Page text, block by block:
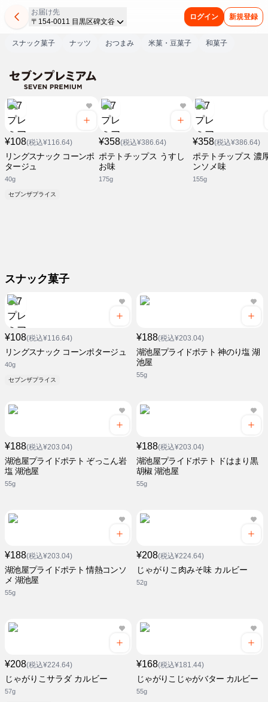
お届け先
〒154-0011 目黒区碑文谷
ログイン 新規登録
スナック菓子 ナッツ おつまみ 米菓・豆菓子 和菓子
¥108(税込¥116.64)
リングスナック コーンポ
タージュ
40g
セブンザプライス
¥358(税込¥386.64)
ポテトチップス うすし
お味
175g
¥358(税込¥386.64)
ポテトチップス 濃
ンソメ味
155g
スナック菓子
¥108(税込¥116.64)
リングスナック コーンポタージュ
40g
セブンザプライス
¥188(税込¥203.04)
湖池屋プライドポテト 神のり塩 湖
池屋
55g
¥188(税込¥203.04)
湖池屋プライドポテト ぞっこん岩
塩 湖池屋
55g
¥188(税込¥203.04)
湖池屋プライドポテト ドはまり黒
胡椒 湖池屋
55g
¥188(税込¥203.04)
湖池屋プライドポテト 情熱コンソ
メ 湖池屋
55g
¥208(税込¥224.64)
じゃがりこ肉みそ味 カルビー
52g
¥208(税込¥224.64)
じゃがりこサラダ カルビー
57g
¥168(税込¥181.44)
じゃがりこじゃがバター カルビー
55g